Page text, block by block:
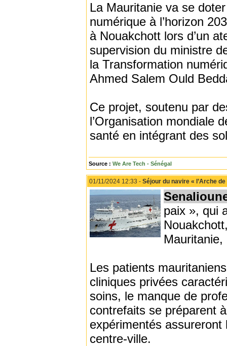
La Mauritanie va se
numérique à l’horizon
à Nouakchott lors d’un
supervision du ministre
la Transformation
Ahmed Salem Ould
Ce projet, soutenu par
l’Organisation mondiale
santé en intégrant des
Source : We Are Tech - Sénégal
01/11/2024 12:33 - Séjour du navire « l’Arche
paix », qui
Les patients
cliniques privées
soins, le manque de
contrefaits se préparent
expérimentés
centre-ville.